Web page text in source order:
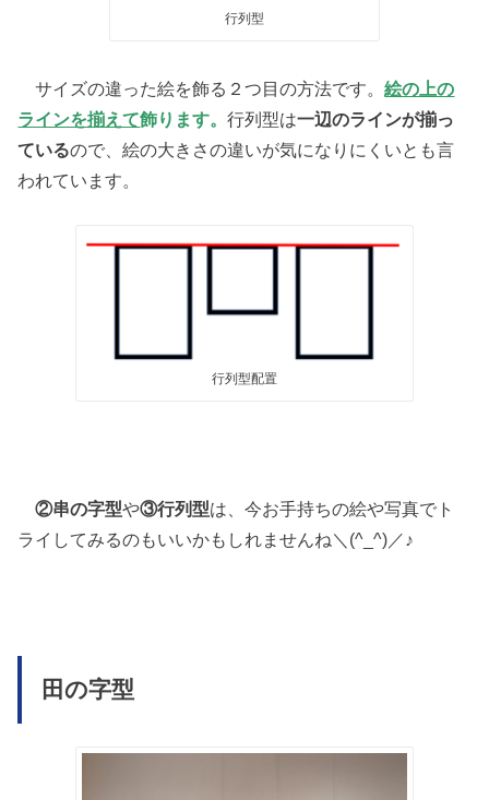
行列型
サイズの違った絵を飾る２つ目の方法です。絵の上の
ラインを揃えて飾ります。行列型は一辺のラインが揃っ
ているので、絵の大きさの違いが気になりにくいとも言
われています。
行列型配置
②串の字型や③行列型は、今お手持ちの絵や写真でト
ライしてみるのもいいかもしれませんね＼(^_^)／♪
田の字型